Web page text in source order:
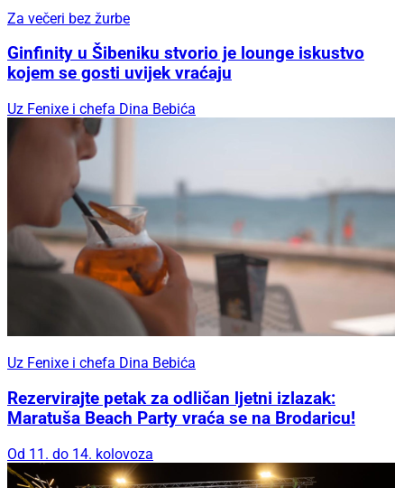
Za večeri bez žurbe
Ginfinity u Šibeniku stvorio je lounge iskustvo
kojem se gosti uvijek vraćaju
Uz Fenixe i chefa Dina Bebića
Uz Fenixe i chefa Dina Bebića
Rezervirajte petak za odličan ljetni izlazak:
Maratuša Beach Party vraća se na Brodaricu!
Od 11. do 14. kolovoza